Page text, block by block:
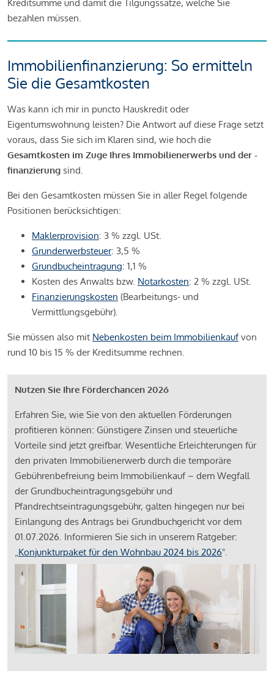
Kreditsumme und damit die Tilgungssätze, welche Sie
bezahlen müssen.
Immobilienfinanzierung: So ermitteln
Sie die Gesamtkosten
Was kann ich mir in puncto Hauskredit oder
Eigentumswohnung leisten? Die Antwort auf diese Frage setzt
voraus, dass Sie sich im Klaren sind, wie hoch die
Gesamtkosten im Zuge Ihres Immobilienerwerbs und der -
finanzierung sind.
Bei den Gesamtkosten müssen Sie in aller Regel folgende
Positionen berücksichtigen:
Maklerprovision: 3 % zzgl. USt.
Grunderwerbsteuer: 3,5 %
Grundbucheintragung: 1,1 %
Kosten des Anwalts bzw. Notarkosten: 2 % zzgl. USt.
Finanzierungskosten (Bearbeitungs- und
Vermittlungsgebühr).
Sie müssen also mit Nebenkosten beim Immobilienkaufvon
rund 10 bis 15 % der Kreditsumme rechnen.
Nutzen Sie Ihre Förderchancen 2026
Erfahren Sie, wie Sie von den aktuellen Förderungen
profitieren können: Günstigere Zinsen und steuerliche
Vorteile sind jetzt greifbar. Wesentliche Erleichterungen für
den privaten Immobilienerwerb durch die temporäre
Gebührenbefreiung beim Immobilienkauf – dem Wegfall
der Grundbucheintragungsgebühr und
Pfandrechtseintragungsgebühr, galten hingegen nur bei
Einlangung des Antrags bei Grundbuchgericht vor dem
01.07.2026. Informieren Sie sich in unserem Ratgeber:
„Konjunkturpaket für den Wohnbau 2024 bis 2026".